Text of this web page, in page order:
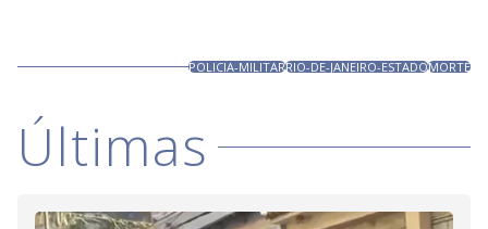
POLICIA-MILITARRIO-DE-JANEIRO-ESTADOMORTE
Últimas